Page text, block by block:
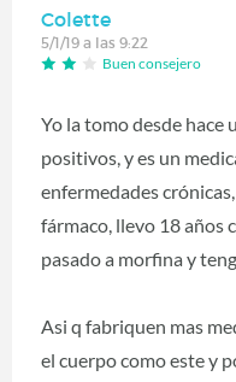
Colette
5/1/19 a las 9:22
Buen consejero
Yo la tomo desde hace
positivos, y es un
enfermedades
fármaco, llevo 18 años
pasado a morfina y
Asi q fabriquen mas
el cuerpo como este y